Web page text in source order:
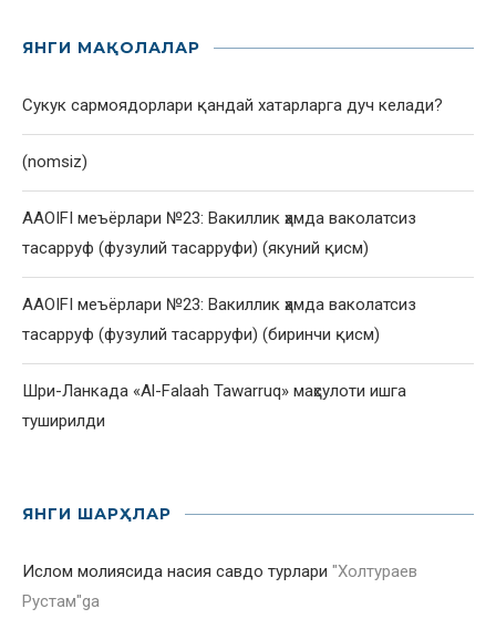
ЯНГИ МАҚОЛАЛАР
Сукук сармоядорлари қандай хатарларга дуч келади?
(nomsiz)
AAOIFI меъёрлари №23: Вакиллик ҳамда ваколатсиз
тасарруф (фузулий тасарруфи) (якуний қисм)
AAOIFI меъёрлари №23: Вакиллик ҳамда ваколатсиз
тасарруф (фузулий тасарруфи) (биринчи қисм)
Шри-Ланкада «Al-Falaah Tawarruq» маҳсулоти ишга
туширилди
ЯНГИ ШАРҲЛАР
Ислом молиясида насия савдо турлари "Холтураев
Рустам"ga